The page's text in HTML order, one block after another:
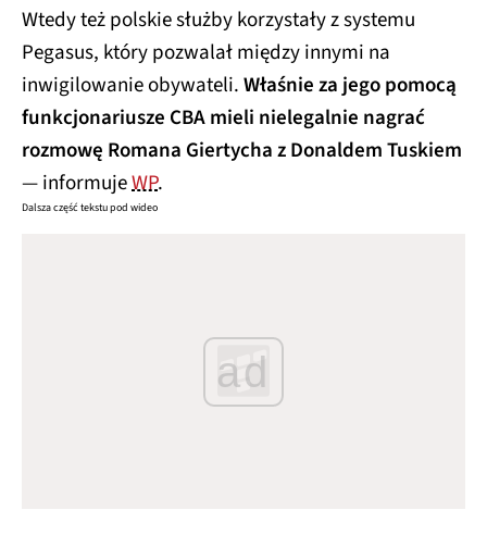
Wtedy też polskie służby korzystały z systemu
Pegasus, który pozwalał między innymi na
inwigilowanie obywateli.Właśnie za jego pomocą
funkcjonariusze CBA mieli nielegalnie nagrać
rozmowę Romana Giertycha z Donaldem Tuskiem
— informujeWP.
Dalsza część tekstu pod wideo
ad